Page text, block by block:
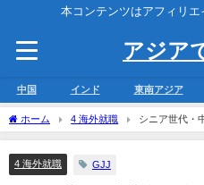
本コンテンツはアフィリ
アジア
中国 インド 東南アジア
ホーム 4 海外就職
シニア世代・
代・60代必見】
4 海外就職 GJJ